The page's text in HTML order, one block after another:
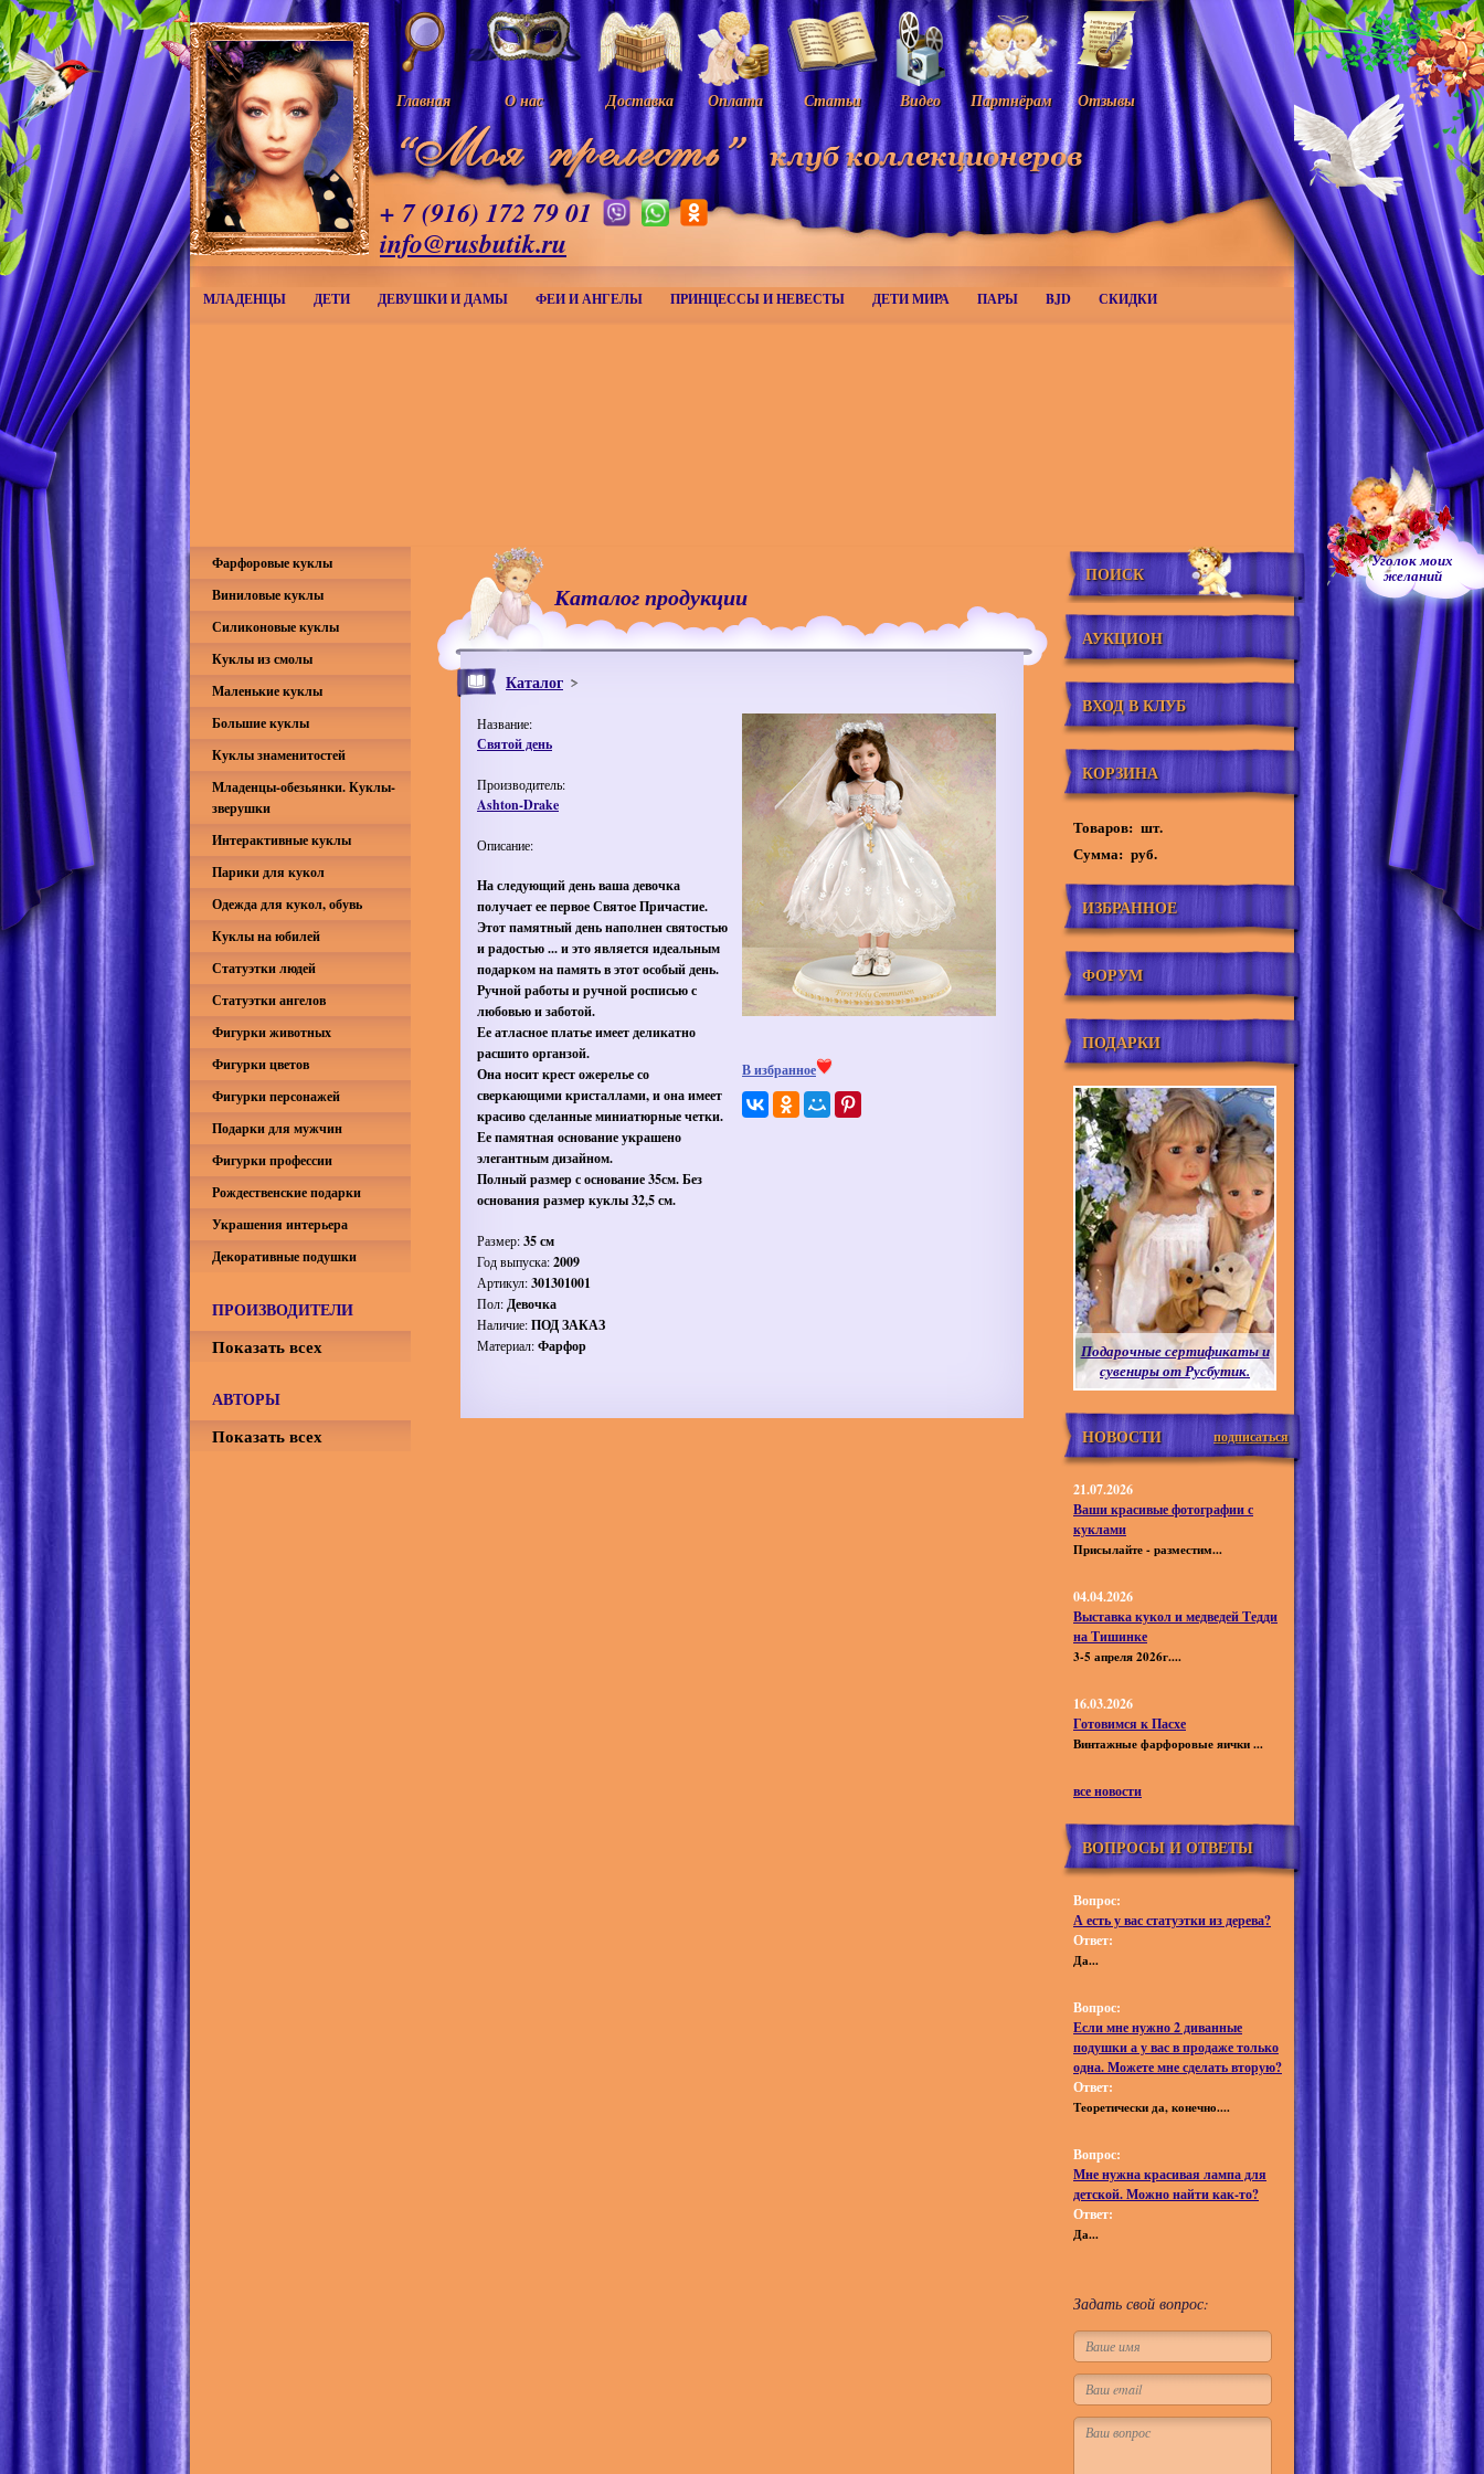
Главная О нас Доставка Оплата Статьи Видео Партнёрам Отзывы
+ 7 (916) 172 79 01
info@rusbutik.ru
МЛАДЕНЦЫ ДЕТИ ДЕВУШКИ И ДАМЫ ФЕИ И АНГЕЛЫ ПРИНЦЕССЫ И НЕВЕСТЫ ДЕТИ МИРА ПАРЫ BJD СКИДКИ
Уголок моих
желаний
Каталог продукции
Каталог
Название:
Святой день
Производитель:
Ashton-Drake
Описание:
На следующий день ваша девочка
получает ее первое Святое Причастие.
Этот памятный день наполнен святостью
и радостью ... и это является идеальным
подарком на память в этот особый день.
Ручной работы и ручной росписью с
любовью и заботой.
Ее атласное платье имеет деликатно
расшито органзой.
Она носит крест ожерелье со
сверкающими кристаллами, и она имеет
красиво сделанные миниатюрные четки.
Ее памятная основание украшено
элегантным дизайном.
Полный размер с основание 35см. Без
основания размер куклы 32,5 см.
Размер:35 см
Год выпуска:2009
Артикул:301301001
Пол:Девочка
Наличие:ПОД ЗАКАЗ
Материал:Фарфор
В избранное
Фарфоровые куклы
Виниловые куклы
Силиконовые куклы
Куклы из смолы
Маленькие куклы
Большие куклы
Куклы знаменитостей
Младенцы-обезьянки. Куклы-
зверушки
Интерактивные куклы
Парики для кукол
Одежда для кукол, обувь
Куклы на юбилей
Статуэтки людей
Статуэтки ангелов
Фигурки животных
Фигурки цветов
Фигурки персонажей
Подарки для мужчин
Фигурки профессии
Рождественские подарки
Украшения интерьера
Декоративные подушки
ПРОИЗВОДИТЕЛИ
Показать всех
АВТОРЫ
Показать всех
ПОИСК
АУКЦИОН
ВХОД В КЛУБ
КОРЗИНА
Товаров: шт.
Сумма: руб.
ИЗБРАННОЕ
ФОРУМ
ПОДАРКИ
Подарочные сертификаты и
сувениры от Русбутик.
НОВОСТИ подписаться
21.07.2026
Ваши красивые фотографии с
куклами
Присылайте - разместим...
04.04.2026
Выставка кукол и медведей Тедди
на Тишинке
3-5 апреля 2026г....
16.03.2026
Готовимся к Пасхе
Винтажные фарфоровые яички ...
все новости
ВОПРОСЫ И ОТВЕТЫ
Вопрос:
А есть у вас статуэтки из дерева?
Ответ:
Да...
Вопрос:
Если мне нужно 2 диванные
подушки а у вас в продаже только
одна. Можете мне сделать вторую?
Ответ:
Теоретически да, конечно....
Вопрос:
Мне нужна красивая лампа для
детской. Можно найти как-то?
Ответ:
Да...
Задать свой вопрос: